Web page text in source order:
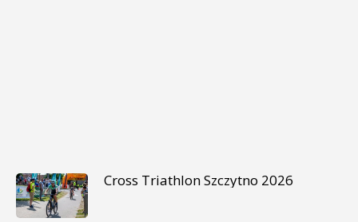
Cross Triathlon Szczytno 2026